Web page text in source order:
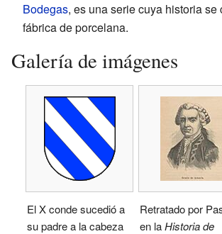
Bodegas, es una serie cuya historia se
fábrica de porcelana.
Galería de imágenes
El X conde sucedió a
su padre a la cabeza
Retratado por
en laHistoria de